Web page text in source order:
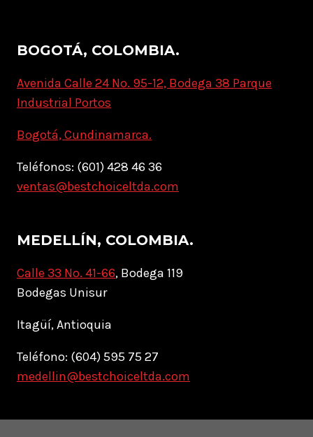
BOGOTÁ, COLOMBIA.
Avenida Calle 24 No. 95-12, Bodega 38 Parque
Industrial Portos
Bogotá, Cundinamarca.
Teléfonos: (601) 428 46 36
ventas@bestchoiceltda.com
MEDELLÍN, COLOMBIA.
Calle 33 No. 41-66, Bodega 119
Bodegas Unisur
Itagüí, Antioquia
Teléfono: (604) 595 75 27
medellin@bestchoiceltda.com